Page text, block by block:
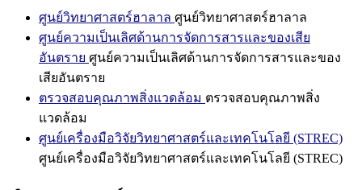
ศูนย์วิทยาศาสตร์ฮาลาล ศูนย์วิทยาศาสตร์ฮาลาล
ศูนย์ความเป็นเลิศด้านการจัดการสารและของเสีย
อันตราย ศูนย์ความเป็นเลิศด้านการจัดการสารและของ
เสียอันตราย
ตรวจสอบคุณภาพสิ่งแวดล้อม ตรวจสอบคุณภาพสิ่ง
แวดล้อม
ศูนย์เครื่องมือวิจัยวิทยาศาสตร์และเทคโนโลยี (STREC)
ศูนย์เครื่องมือวิจัยวิทยาศาสตร์และเทคโนโลยี (STREC)